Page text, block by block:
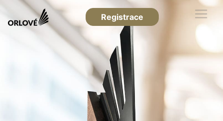
Registrace